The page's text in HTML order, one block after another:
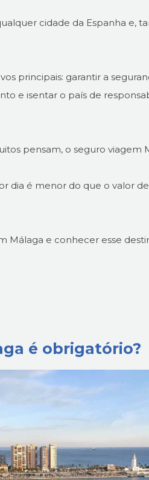
cidade da Espanha e,
principais: garantir a
e isentar o país de
pensam, o seguro viagem
dia é menor do que o valor
Málaga e conhecer esse
é obrigatório?